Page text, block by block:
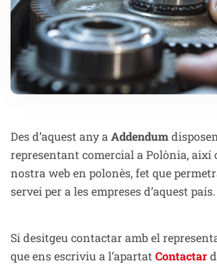
Des d’aquest any a Addendum
representant comercial a Polònia, així
nostra web en polonès, fet que
servei per a les empreses d’aquest país.
Si desitgeu contactar amb el
que ens escriviu a l’apartat Contactar